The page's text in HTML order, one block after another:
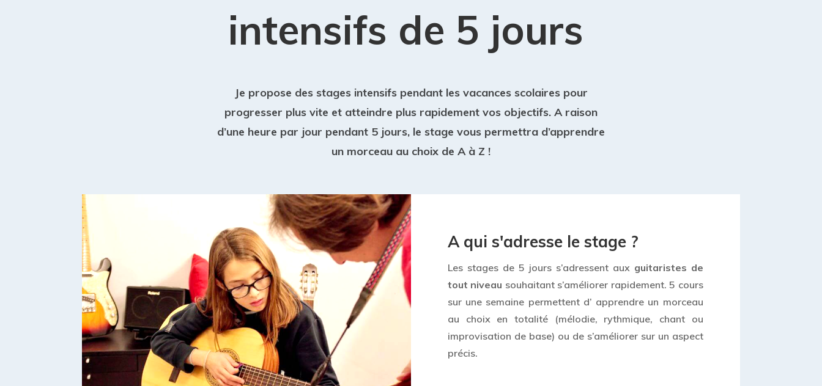
intensifs de 5 jours
Je propose des stages intensifs pendant les vacances scolaires pour
progresser plus vite et atteindre plus rapidement vos objectifs. A raison
d’une heure par jour pendant 5 jours, le stage vous permettra d’apprendre
un morceau au choix de A à Z !
A qui s'adresse le stage ?
Les stages de 5 jours s’adressent aux guitaristes de
tout niveau souhaitant s’améliorer rapidement. 5 cours
sur une semaine permettent d’ apprendre un morceau
au choix en totalité (mélodie, rythmique, chant ou
improvisation de base) ou de s’améliorer sur un aspect
précis.